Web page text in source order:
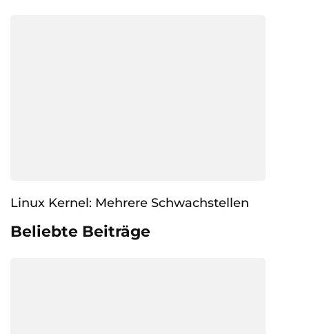
Linux Kernel: Mehrere Schwachstellen
Beliebte Beiträge